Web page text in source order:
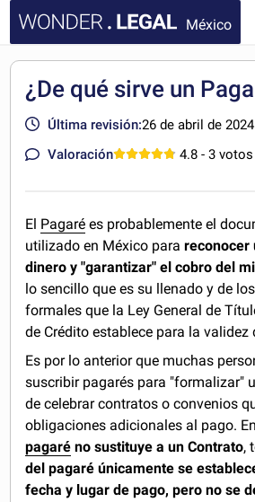
México
DOCUMENTOS
FAQ
¿De qué sirve un
Última revisión:26 de abril de 2024
Valoración
4.8 - 3 votos
El Pagaré es probablemente el
utilizado en México parareconocer
dinero y "garantizar" el cobro del
lo sencillo que es su llenado y de
formales que la Ley General de
de Crédito establece para la validez
Es por lo anterior que muchas
suscribir pagarés para "formalizar"
de celebrar contratos o convenios
obligaciones adicionales al pago.
pagaré no sustituye a un Contrato,
del pagaré únicamente se
fecha y lugar de pago, pero no se